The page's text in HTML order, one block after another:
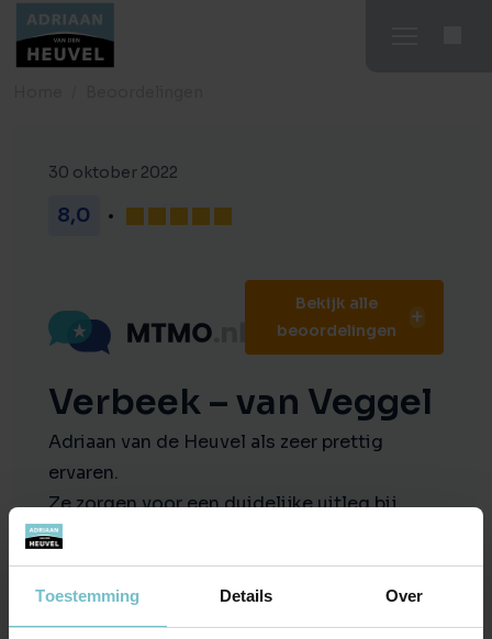
Toestemming Details Over
30 oktober 2022
8,0
Bekijk alle
beoordelingen
Verbeek – van Veggel
Adriaan van de Heuvel als zeer prettig
ervaren.
Ze zorgen voor een duidelijke uitleg bij
verkoop en weten wat er in de markt speelt.
Daarnaast hebben ze een duidelijke en
goede communicatie.
Top.